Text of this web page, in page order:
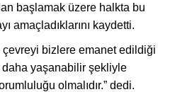
başlamak üzere halkta bu
amaçladıklarını kaydetti.
çevreyi bizlere emanet edildiği
yaşanabilir şekliyle
olmalıdır.” dedi.